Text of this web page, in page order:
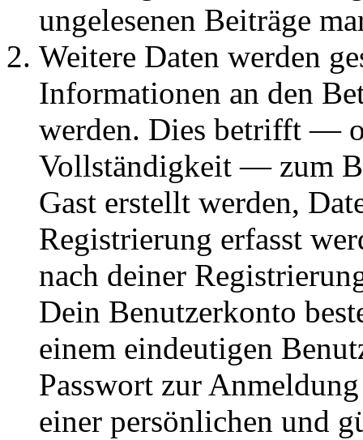
ungelesenen Beiträge
Weitere Daten werden
Informationen an den
werden. Dies betrifft —
Vollständigkeit — zum
Gast erstellt werden,
Registrierung erfasst
nach deiner
Dein Benutzerkonto
einem eindeutigen
Passwort zur
einer persönlichen und